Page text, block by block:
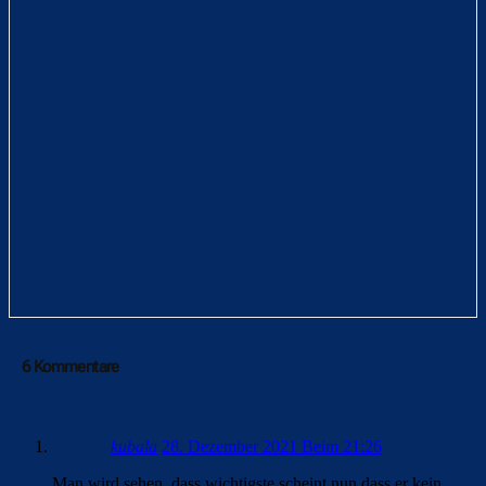
6 Kommentare
kubala 28. Dezember 2021 Beim 21:26